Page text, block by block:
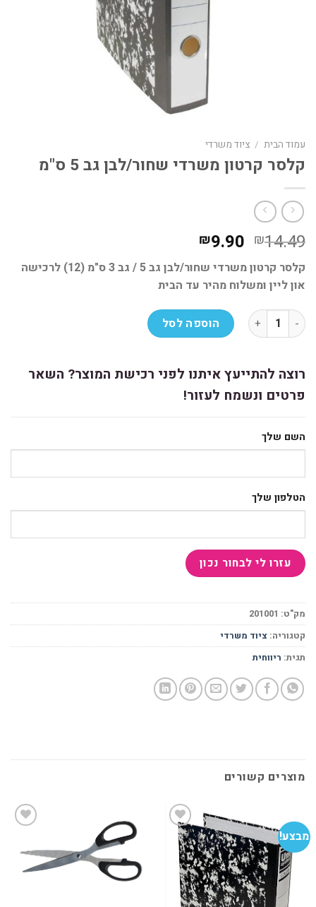
עמוד הבית / ציוד משרדי
קלסר קרטון משרדי שחור/לבן גב 5 ס"מ
₪14.49 המחיר
המקורי
היה:
₪14.49.
₪9.90 המחיר
הנוכחי
הוא:
₪9.90.
קלסר קרטון משרדי שחור/לבן גב 5 / גב 3 ס"מ (12) לרכישה
און ליין ומשלוח מהיר עד הבית
כמות של קלסר קרטון משרדי שחור/לבן גב 5 ס''מ
הוספה לסל
רוצה להתייעץ איתנו לפני רכישת המוצר? השאר
פרטים ונשמח לעזור!
השם שלך
הטלפון שלך
מק"ט:201001
קטגוריה:ציוד משרדי
תגית:ריווחית
מוצרים קשורים
מבצע!
הוסף
למועדפים
למועדפים